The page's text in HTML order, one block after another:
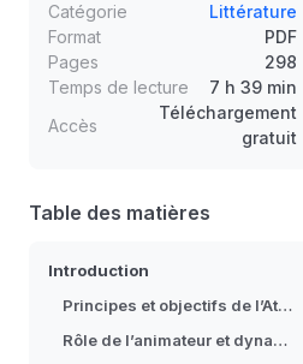
dynamique fondée sur la confiance
et le respect mutuel et envers soi.
Catégorie
Littérature
Format
PDF
Pages
298
Temps de lecture
7 h 39 min
Accès
Téléchargement
gratuit
Table des matières
Introduction
Principes et objectifs de l’Atelier d’Écriture Partagé®
Rôle de l’animateur et dynamique de groupe